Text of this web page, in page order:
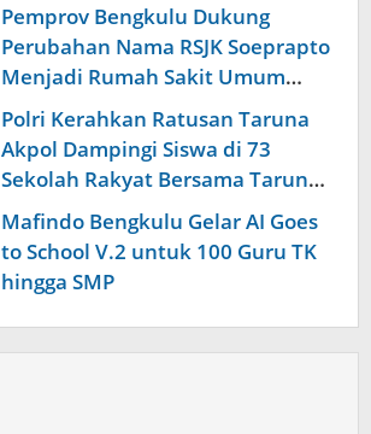
Pemprov Bengkulu Dukung
Perubahan Nama RSJK Soeprapto
Menjadi Rumah Sakit Umum
Merah Putih
Polri Kerahkan Ratusan Taruna
Akpol Dampingi Siswa di 73
Sekolah Rakyat Bersama Taruna
Akademi TNI
Mafindo Bengkulu Gelar AI Goes
to School V.2 untuk 100 Guru TK
hingga SMP